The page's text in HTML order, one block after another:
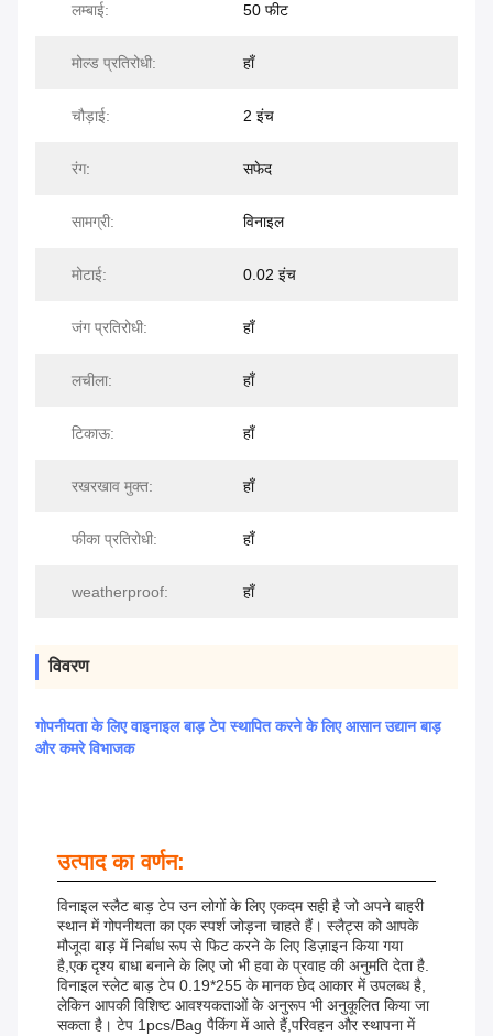
लम्बाई: 50 फीट
मोल्ड प्रतिरोधी: हाँ
चौड़ाई: 2 इंच
रंग: सफेद
सामग्री: विनाइल
मोटाई: 0.02 इंच
जंग प्रतिरोधी: हाँ
लचीला: हाँ
टिकाऊ: हाँ
रखरखाव मुक्त: हाँ
फीका प्रतिरोधी: हाँ
weatherproof: हाँ
विवरण
गोपनीयता के लिए वाइनाइल बाड़ टेप स्थापित करने के लिए आसान उद्यान बाड़
और कमरे विभाजक
उत्पाद का वर्णन:
विनाइल स्लैट बाड़ टेप उन लोगों के लिए एकदम सही है जो अपने बाहरी
स्थान में गोपनीयता का एक स्पर्श जोड़ना चाहते हैं। स्लैट्स को आपके
मौजूदा बाड़ में निर्बाध रूप से फिट करने के लिए डिज़ाइन किया गया
है,एक दृश्य बाधा बनाने के लिए जो भी हवा के प्रवाह की अनुमति देता है.
विनाइल स्लेट बाड़ टेप 0.19*255 के मानक छेद आकार में उपलब्ध है,
लेकिन आपकी विशिष्ट आवश्यकताओं के अनुरूप भी अनुकूलित किया जा
सकता है। टेप 1pcs/bag पैकिंग में आते हैं,परिवहन और स्थापना में